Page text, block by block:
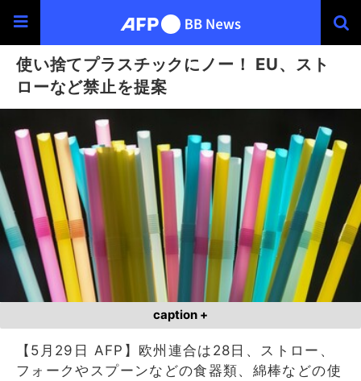
使い捨てプラスチックにノー！ EU、スト
ローなど禁止を提案
caption +
【5月29日 AFP】欧州連合は28日、ストロー、
フォークやスプーンなどの食器類、綿棒などの使